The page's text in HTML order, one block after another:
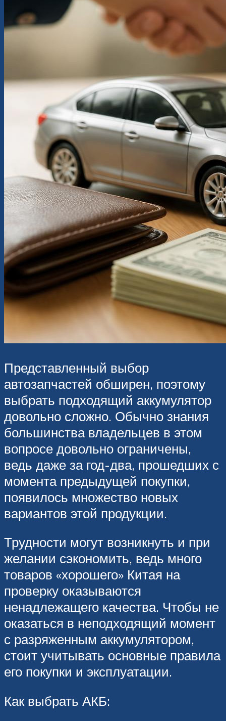
Представленный выбор
автозапчастей обширен, поэтому
выбрать подходящий аккумулятор
довольно сложно. Обычно знания
большинства владельцев в этом
вопросе довольно ограничены,
ведь даже за год-два, прошедших с
момента предыдущей покупки,
появилось множество новых
вариантов этой продукции.
Трудности могут возникнуть и при
желании сэкономить, ведь много
товаров «хорошего» Китая на
проверку оказываются
ненадлежащего качества. Чтобы не
оказаться в неподходящий момент
с разряженным аккумулятором,
стоит учитывать основные правила
его покупки и эксплуатации.
Как выбрать АКБ: